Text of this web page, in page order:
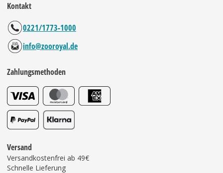
Kontakt
0221/1773-1000
info@zooroyal.de
Zahlungsmethoden
Versand
Versandkostenfrei ab 49€
Schnelle Lieferung